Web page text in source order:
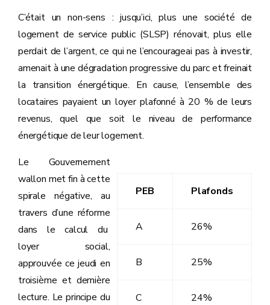
C’était un non-sens : jusqu’ici, plus une société de
logement de service public (SLSP) rénovait, plus elle
perdait de l’argent, ce qui ne l’encourageai pas à investir,
amenait à une dégradation progressive du parc et freinait
la transition énergétique. En cause, l’ensemble des
locataires payaient un loyer plafonné à 20 % de leurs
revenus, quel que soit le niveau de performance
énergétique de leur logement.
PEB Plafonds
A 26%
B 25%
C 24%
Le Gouvernement
wallon met fin à cette
spirale négative, au
travers d’une réforme
dans le calcul du
loyer social,
approuvée ce jeudi en
troisième et dernière
lecture. Le principe du